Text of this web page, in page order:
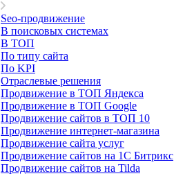
Seo-продвижение
В поисковых системах
В ТОП
По типу сайта
По KPI
Отраслевые решения
Продвижение в ТОП Яндекса
Продвижение в ТОП Google
Продвижение сайтов в ТОП 10
Продвижение интернет-магазина
Продвижение сайта услуг
Продвижение сайтов на 1С Битрикс
Продвижение сайтов на Tilda